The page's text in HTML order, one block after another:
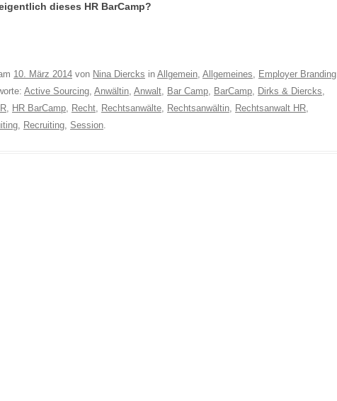
dieses HR BarCamp?
10. März 2014 von Nina Diercks in Allgemein, Allgemeines, Employer Branding
Active Sourcing, Anwältin, Anwalt, Bar Camp, BarCamp, Dirks & Diercks,
, HR BarCamp, Recht, Rechtsanwälte, Rechtsanwältin, Rechtsanwalt HR,
, Recruiting, Session.